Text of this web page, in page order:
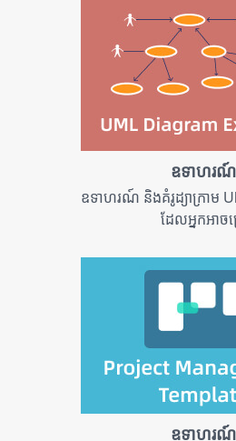
ឧទាហរណ៍
ឧទាហរណ៍ និងគំរូដ្យាក្រាម
ដែលអ្នកអាចប្
ឧទាហរណ៍